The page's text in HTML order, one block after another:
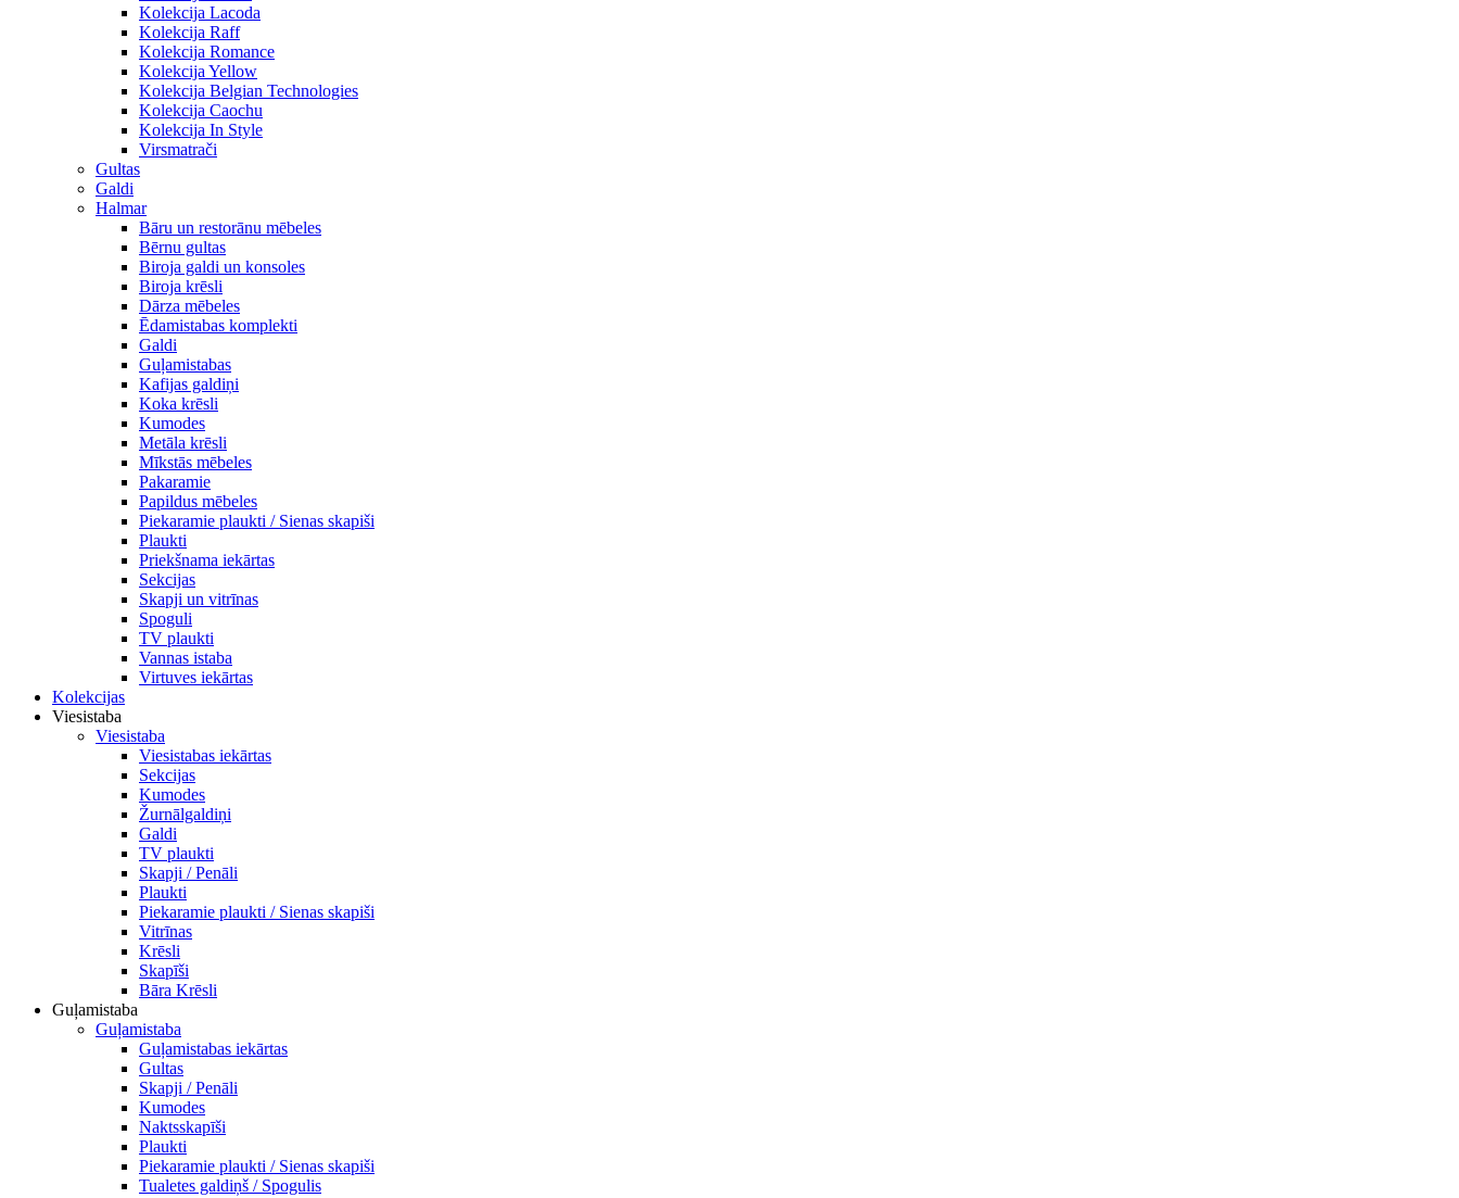
Kolekcija Lacoda
Kolekcija Raff
Kolekcija Romance
Kolekcija Yellow
Kolekcija Belgian Technologies
Kolekcija Caochu
Kolekcija In Style
Virsmatrači
Gultas
Galdi
Halmar
Bāru un restorānu mēbeles
Bērnu gultas
Biroja galdi un konsoles
Biroja krēsli
Dārza mēbeles
Ēdamistabas komplekti
Galdi
Guļamistabas
Kafijas galdiņi
Koka krēsli
Kumodes
Metāla krēsli
Mīkstās mēbeles
Pakaramie
Papildus mēbeles
Piekaramie plaukti / Sienas skapiši
Plaukti
Priekšnama iekārtas
Sekcijas
Skapji un vitrīnas
Spoguli
TV plaukti
Vannas istaba
Virtuves iekārtas
Kolekcijas
Viesistaba
Viesistaba
Viesistabas iekārtas
Sekcijas
Kumodes
Žurnālgaldiņi
Galdi
TV plaukti
Skapji / Penāli
Plaukti
Piekaramie plaukti / Sienas skapiši
Vitrīnas
Krēsli
Skapīši
Bāra Krēsli
Guļamistaba
Guļamistaba
Guļamistabas iekārtas
Gultas
Skapji / Penāli
Kumodes
Naktsskapīši
Plaukti
Piekaramie plaukti / Sienas skapiši
Tualetes galdiņš / Spogulis